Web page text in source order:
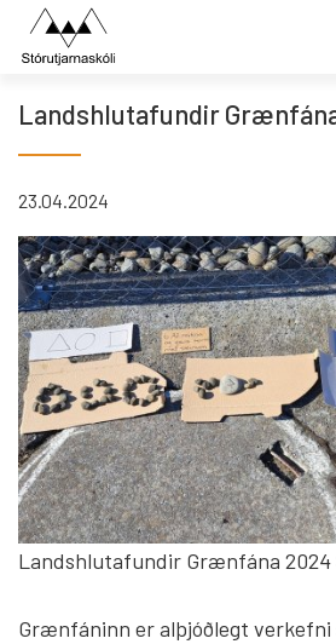
Fara
Landshlutafundir
23.04.2024
Landshlutafundir Grænfána
Grænfáninn er alþjóðlegt verkefni